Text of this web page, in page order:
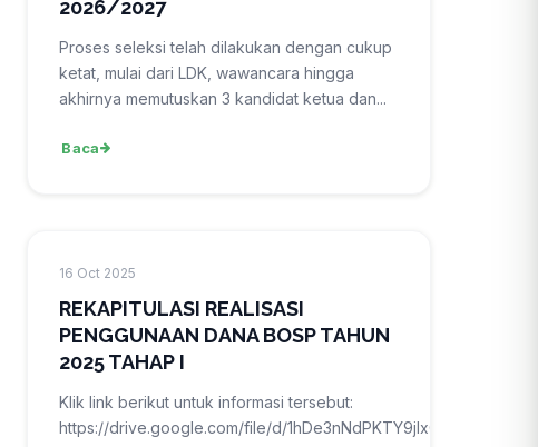
2026/2027
Proses seleksi telah dilakukan dengan cukup
ketat, mulai dari LDK, wawancara hingga
akhirnya memutuskan 3 kandidat ketua dan...
Baca
16 Oct 2025
REKAPITULASI REALISASI
PENGGUNAAN DANA BOSP TAHUN
2025 TAHAP I
Klik link berikut untuk informasi tersebut:
https://drive.google.com/file/d/1hDe3nNdPKTY9jIxOyoH-